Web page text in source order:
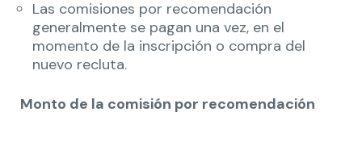
Las comisiones por recomendación
generalmente se pagan una vez, en el
momento de la inscripción o compra del
nuevo recluta.
Monto de la comisión por recomendación